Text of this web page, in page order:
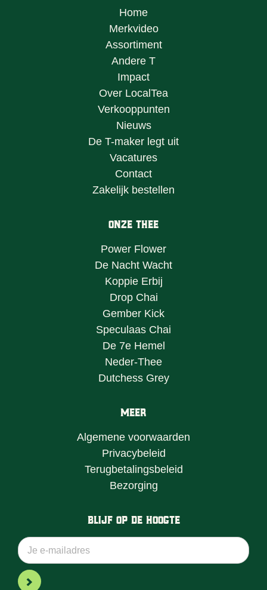
Home
Merkvideo
Assortiment
Andere T
Impact
Over LocalTea
Verkooppunten
Nieuws
De T-maker legt uit
Vacatures
Contact
Zakelijk bestellen
Onze Thee
Power Flower
De Nacht Wacht
Koppie Erbij
Drop Chai
Gember Kick
Speculaas Chai
De 7e Hemel
Neder-Thee
Dutchess Grey
Meer
Algemene voorwaarden
Privacybeleid
Terugbetalingsbeleid
Bezorging
Blijf op de hoogte